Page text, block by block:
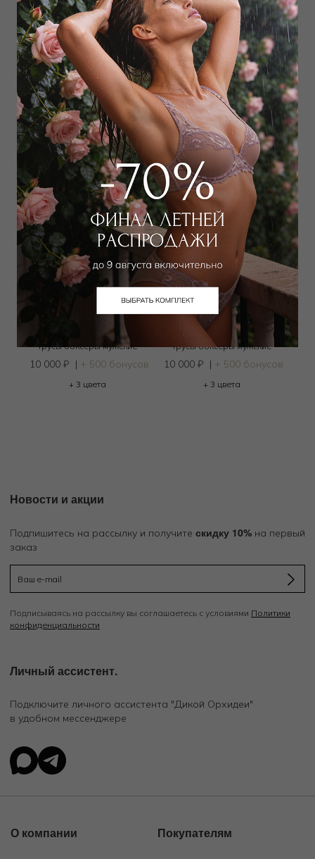
ZIMMERLI
Трусы боксеры мужские
10 000₽ |+ 500 бонусов
+ 3 цвета
ZIMMERLI
Трусы боксеры мужские
10 000₽ | + 500 бонусов
+ 3 цвета
ZIMMERLI
Трусы боксеры мужские
10 000 ₽ | + 500 бонусов
+ 3 цвета
ZIMMERLI
Трусы боксеры мужские
10 000 ₽ | + 500 бонусов
+ 3 цвета
Новости и акции
Подпишитесь на рассылку и получите скидку 10% на первый
заказ
Подписываясь на рассылку вы соглашаетесь с условиями Политики
конфиденциальности
Личный ассистент.
Подключите личного ассистента "Дикой Орхидеи"
в удобном мессенджере
О компании Покупателям